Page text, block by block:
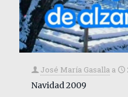
José María Gasalla a
Navidad 2009